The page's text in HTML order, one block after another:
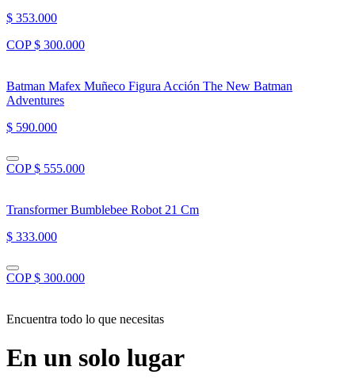
$ 353.000
COP $ 300.000
Batman Mafex Muñeco Figura Acción The New Batman
Adventures
$ 590.000
COP $ 555.000
Transformer Bumblebee Robot 21 Cm
$ 333.000
COP $ 300.000
Encuentra todo lo que necesitas
En un solo lugar